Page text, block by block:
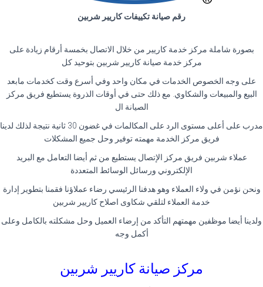
رقم صيانة تكييفات كاريير شربين
بصورة شاملة مركز خدمة كاريير من خلال الاتصال بخمسة أرقام زيادة على
مركز خدمة صيانة كاريير شربين بتوحيد كل
على وجه الخصوص الخدمات في مكان واحد وفي أسرع وقت كخدمات مابعد
البيع والمبيعات والشكاوي. مع ذلك حتى في أوقات الذروة يستطيع فريق مركز
الصيانة ال
مدرب على أعلى مستوى الرد على المكالمات في غضون 30 ثانية نتيجة لذلك لدينا
فريق مركز الخدمة مهمته توفير وحل جميع المشكلات
عملاء شربين فريق مركز الإتصال يستطيع من ثم أيضا التعامل مع البريد
الإلكتروني ورسائل الوسائط المتعددة
ونحن نؤمن في ولاء العملاء وهو هدفنا الرئيسي رضاء عملاؤنا فقمنا بتطوير إدارة
خدمة العملاء لتلقي شكاوى اصلاح كاريير شربين
ولدينا أيضا موظفين مهمتهم التأكد من إرضاء العميل وحل مشكلته بالكامل وعلى
أكمل وجه
مركز صيانة كاريير شربين